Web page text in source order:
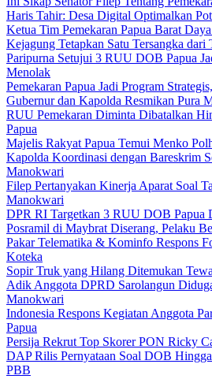
Haris Tahir: Desa Digital Optimalkan
Ketua Tim Pemekaran Papua Barat
Kejagung Tetapkan Satu Tersangka dari
Paripurna Setujui 3 RUU DOB Papua
Menolak
Pemekaran Papua Jadi Program
Gubernur dan Kapolda Resmikan Pura
RUU Pemekaran Diminta Dibatalkan
Papua
Majelis Rakyat Papua Temui Menko
Kapolda Koordinasi dengan Bareskrim
Manokwari
Filep Pertanyakan Kinerja Aparat Soal
Manokwari
DPR RI Targetkan 3 RUU DOB Papua
Posramil di Maybrat Diserang, Pelaku
Pakar Telematika & Kominfo Respons
Koteka
Sopir Truk yang Hilang Ditemukan
Adik Anggota DPRD Sarolangun
Manokwari
Indonesia Respons Kegiatan Anggota
Papua
Persija Rekrut Top Skorer PON Ricky
DAP Rilis Pernyataan Soal DOB
PBB